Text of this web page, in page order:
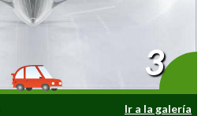
Ir a la galería
3